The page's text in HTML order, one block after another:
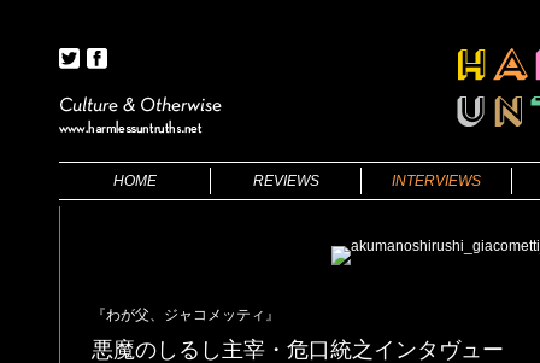
HOME REVIEWS INTERVIEWS
THEATRE
『わが父、ジャコメッティ』
悪魔のしるし主宰・危口統之インタヴュー